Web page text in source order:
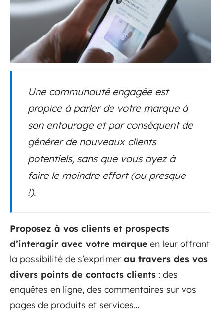
Une communauté engagée est
propice à parler de votre marque à
son entourage et par conséquent de
générer de nouveaux clients
potentiels, sans que vous ayez à
faire le moindre effort (ou presque
!).
Proposez à vos clients et prospects
d’interagir avec votre marque en leur offrant
la possibilité de s’exprimer au travers des vos
divers points de contacts clients : des
enquêtes en ligne, des commentaires sur vos
pages de produits et services…